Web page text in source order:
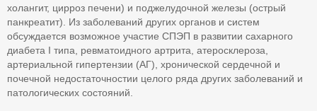
холангит, цирроз печени) и поджелудочной железы (острый
панкреатит). Из заболеваний других органов и систем
обсуждается возможное участие СПЭП в развитии сахарного
диабета I типа, ревматоидного артрита, атеросклероза,
артериальной гипертензии (АГ), хронической сердечной и
почечной недостаточностии целого ряда других заболеваний и
патологических состояний.